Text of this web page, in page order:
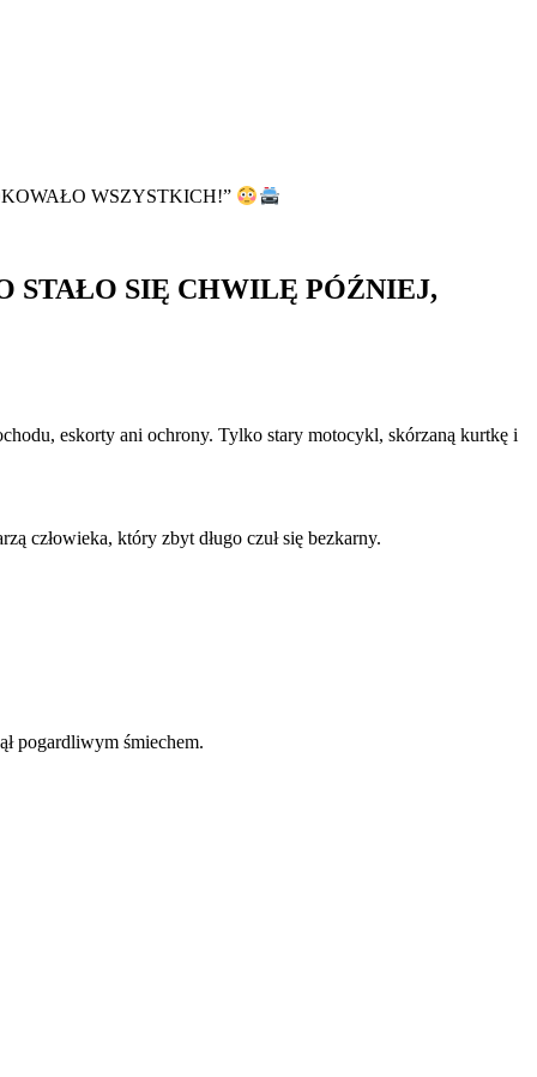
WSZYSTKICH!”
STAŁO SIĘ CHWILĘ PÓŹNIEJ,
eskorty ani ochrony. Tylko stary motocykl, skórzaną kurtkę i
człowieka, który zbyt długo czuł się bezkarny.
pogardliwym śmiechem.